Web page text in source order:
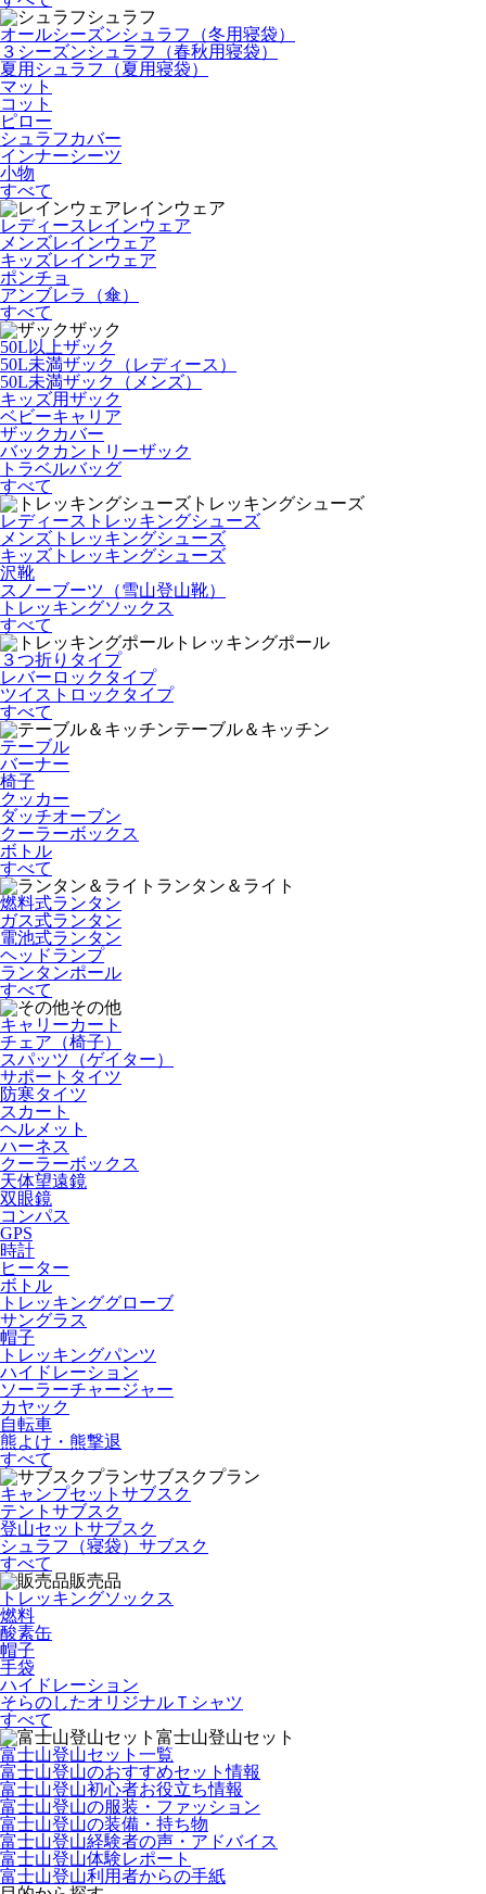
シュラフ
オールシーズンシュラフ（冬用寝袋）
３シーズンシュラフ（春秋用寝袋）
夏用シュラフ（夏用寝袋）
マット
コット
ピロー
シュラフカバー
インナーシーツ
小物
すべて
レインウェア
レディースレインウェア
メンズレインウェア
キッズレインウェア
ポンチョ
アンブレラ（傘）
すべて
ザック
50L以上ザック
50L未満ザック（レディース）
50L未満ザック（メンズ）
キッズ用ザック
ベビーキャリア
ザックカバー
バックカントリーザック
トラベルバッグ
すべて
トレッキングシューズ
レディーストレッキングシューズ
メンズトレッキングシューズ
キッズトレッキングシューズ
沢靴
スノーブーツ（雪山登山靴）
トレッキングソックス
すべて
トレッキングポール
３つ折りタイプ
レバーロックタイプ
ツイストロックタイプ
すべて
テーブル＆キッチン
テーブル
バーナー
椅子
クッカー
ダッチオーブン
クーラーボックス
ボトル
すべて
ランタン＆ライト
燃料式ランタン
ガス式ランタン
電池式ランタン
ヘッドランプ
ランタンポール
すべて
その他
キャリーカート
チェア（椅子）
スパッツ（ゲイター）
サポートタイツ
防寒タイツ
スカート
ヘルメット
ハーネス
クーラーボックス
天体望遠鏡
双眼鏡
コンパス
GPS
時計
ヒーター
ボトル
トレッキンググローブ
サングラス
帽子
トレッキングパンツ
ハイドレーション
ソーラーチャージャー
カヤック
自転車
熊よけ・熊撃退
すべて
サブスクプラン
キャンプセットサブスク
テントサブスク
登山セットサブスク
シュラフ（寝袋）サブスク
すべて
販売品
トレッキングソックス
燃料
酸素缶
帽子
手袋
ハイドレーション
そらのしたオリジナルＴシャツ
すべて
富士山登山セット
富士山登山セット一覧
富士山登山のおすすめセット情報
富士山登山初心者お役立ち情報
富士山登山の服装・ファッション
富士山登山の装備・持ち物
富士山登山経験者の声・アドバイス
富士山登山体験レポート
富士山登山利用者からの手紙